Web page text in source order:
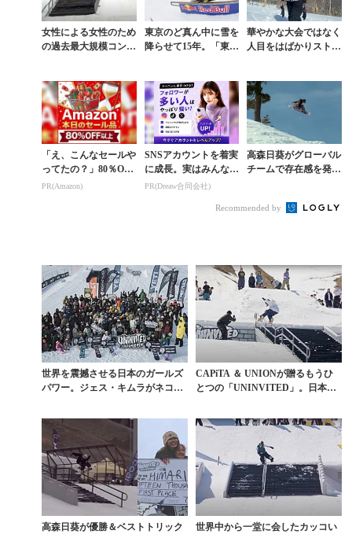
女性による女性のため
の過去最大規模コンテ
東京のど真ん中に雪を
降らせて15年。「東京
提...
華やかな大会ではなく
人目をはばかりストリ
れから
「え、こんなセールや
ってたの？」80％OFF
以上が続々登場！Am
PR(Amazon)
SNSアカウントを着実
に成長。実はみんなコ
コ使ってます。
PR(Dreaw合同会社)
高森日葵がグローバル
チームで存在感を発
としたツアー『...
Recommended by
世界を震撼させる日本のガールズ
パワー。ジェス・キムラがネコマ
CAPiTA ＆ UNIONが贈るもうひ
とつの「UNINVITED」。日本人
高森日葵が優勝＆ベストトリック
世界中から一堂に会したカッコい